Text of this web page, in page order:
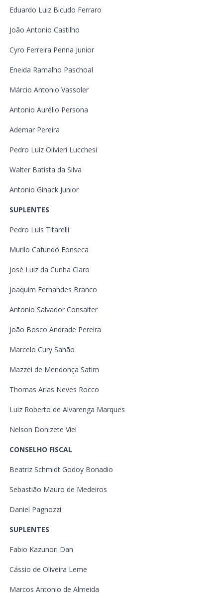
Eduardo Luiz Bicudo Ferraro
João Antonio Castilho
Cyro Ferreira Penna Junior
Eneida Ramalho Paschoal
Márcio Antonio Vassoler
Antonio Aurélio Persona
Ademar Pereira
Pedro Luiz Olivieri Lucchesi
Walter Batista da Silva
Antonio Ginack Junior
SUPLENTES
Pedro Luis Titarelli
Murilo Cafundó Fonseca
José Luiz da Cunha Claro
Joaquim Fernandes Branco
Antonio Salvador Consalter
João Bosco Andrade Pereira
Marcelo Cury Sahão
Mazzei de Mendonça Satim
Thomas Arias Neves Rocco
Luiz Roberto de Alvarenga Marques
Nelson Donizete Viel
CONSELHO FISCAL
Beatriz Schmidt Godoy Bonadio
Sebastião Mauro de Medeiros
Daniel Pagnozzi
SUPLENTES
Fabio Kazunori Dan
Cássio de Oliveira Leme
Marcos Antonio de Almeida